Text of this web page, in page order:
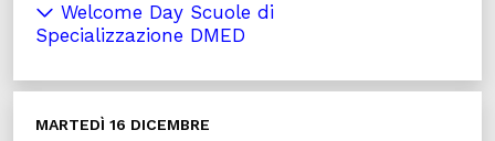
Welcome Day Scuole di
Specializzazione DMED
MARTEDÌ 16 DICEMBRE